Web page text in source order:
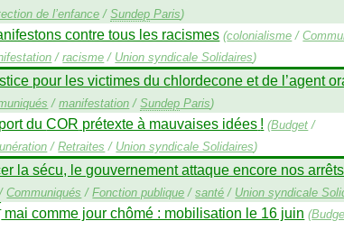
de l’enfance /Sundep Paris)
contre tous les racismes (colonialisme /
/racisme / Union syndicale Solidaires)
pour les victimes du chlordecone et de l’agent
/manifestation /Sundep Paris)
duCOR prétexte à mauvaises idées ! (Budget /
/Retraites / Union syndicale Solidaires)
la sécu, le gouvernement attaque encore nos arrêts
/Communiqués /Fonction publique /santé / Union syndicale
mai comme jour chômé : mobilisation le 16 juin (